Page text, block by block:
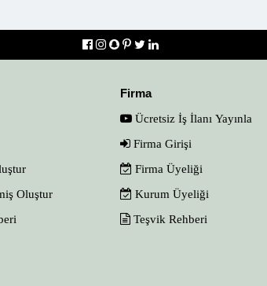
Oluştur
Firma
Ücretsiz İş İlanı Yayınla
Firma Girişi
Firma Üyeliği
Kurum Üyeliği
Teşvik Rehberi